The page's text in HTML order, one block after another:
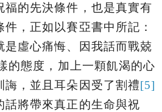
福的先決條件，也是真實有
，正如以賽亞書中所記：
是虛心痛悔、因我話而戰兢
的態度，加上一顆飢渴的心
誨，並且耳朵因受了割禮[5]
話將帶來真正的生命與祝